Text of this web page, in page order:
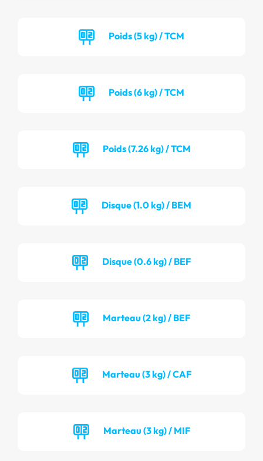
Poids (5 kg) / TCM
Poids (6 kg) / TCM
Poids (7.26 kg) / TCM
Disque (1.0 kg) / BEM
Disque (0.6 kg) / BEF
Marteau (2 kg) / BEF
Marteau (3 kg) / CAF
Marteau (3 kg) / MIF